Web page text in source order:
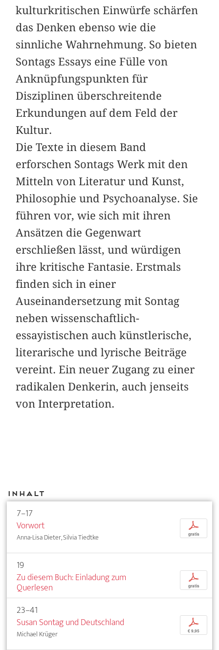
kulturkritischen Einwürfe schärfen
das Denken ebenso wie die
sinnliche Wahrnehmung. So bieten
Sontags Essays eine Fülle von
Anknüpfungspunkten für
Disziplinen überschreitende
Erkundungen auf dem Feld der
Kultur.
Die Texte in diesem Band
erforschen Sontags Werk mit den
Mitteln von Literatur und Kunst,
Philosophie und Psychoanalyse. Sie
führen vor, wie sich mit ihren
Ansätzen die Gegenwart
erschließen lässt, und würdigen
ihre kritische Fantasie. Erstmals
finden sich in einer
Auseinandersetzung mit Sontag
neben wissenschaftlich-
essayistischen auch künstlerische,
literarische und lyrische Beiträge
vereint. Ein neuer Zugang zu einer
radikalen Denkerin, auch jenseits
von Interpretation.
Inhalt
7–17
Vorwort
Anna-Lisa Dieter, Silvia Tiedtke
p
gratis
19
Zu diesem Buch: Einladung zum
Querlesen
p
gratis
23–41
Susan Sontag und Deutschland
Michael Krüger
p
€ 9,95